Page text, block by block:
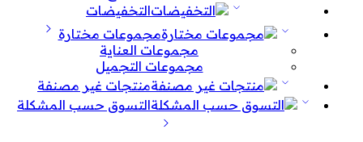
التخفيضات
مجموعات مختارة
مجموعات العناية
مجموعات التجميل
منتجات غير مصنفة
التسوق حسب المشكلة